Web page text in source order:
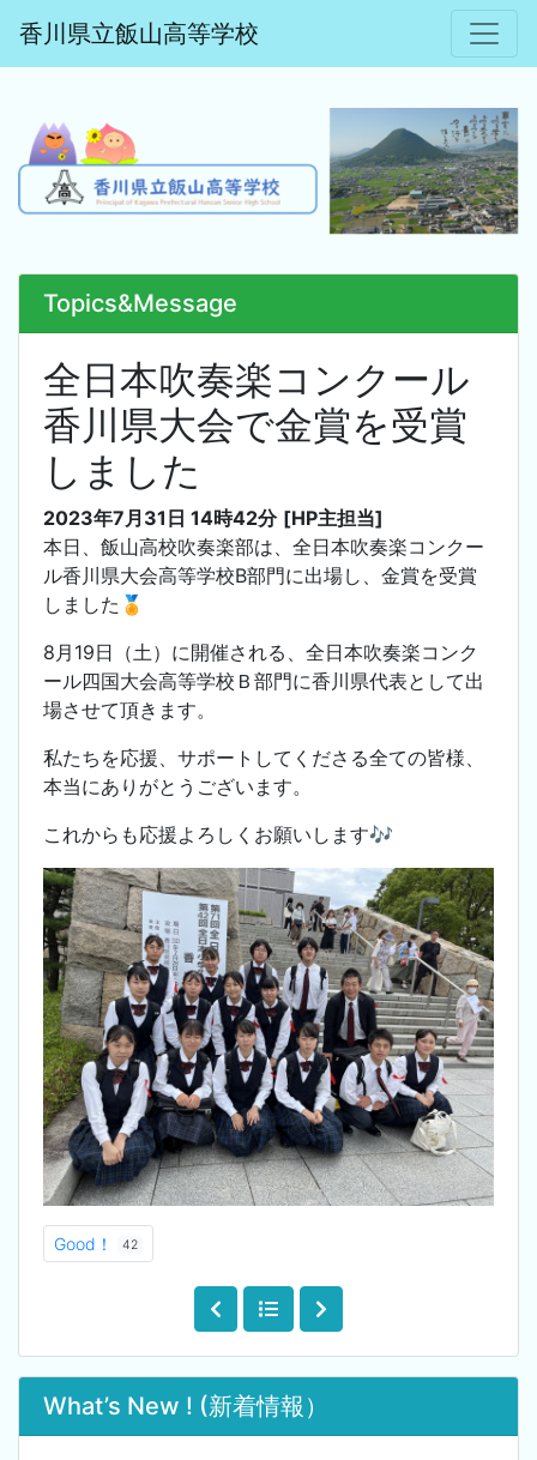
香川県立飯山高等学校
Topics&Message
全日本吹奏楽コンクール
香川県大会で金賞を受賞
しました
2023年7月31日 14時42分 [HP主担当]
本日、飯山高校吹奏楽部は、全日本吹奏楽コンクー
ル香川県大会高等学校B部門に出場し、金賞を受賞
しました🏅
8月19日（土）に開催される、全日本吹奏楽コンク
ール四国大会高等学校Ｂ部門に香川県代表として出
場させて頂きます。
私たちを応援、サポートしてくださる全ての皆様、
本当にありがとうございます。
これからも応援よろしくお願いします🎶
Good！ 42
What’s New ! (新着情報）